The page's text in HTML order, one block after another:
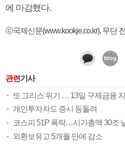
에 마감했다.
ⓒ국제신문(www.kookje.co.kr), 무단
관련기사
또 그리스 위기 … 13일 구제금융
개인투자자도 증시 등돌려
코스피 51P 폭락…시가총액 30조
외환보유고 5개월 만에 감소